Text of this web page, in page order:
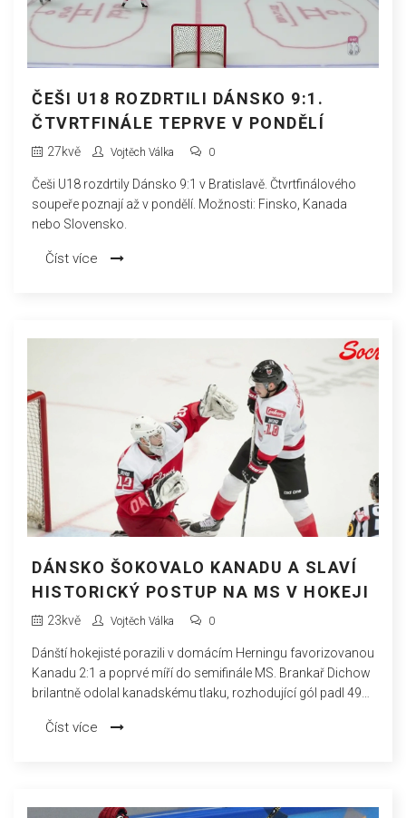
ČEŠI U18 ROZDRTILI DÁNSKO 9:1.
ČTVRTFINÁLE TEPRVE V PONDĚLÍ
27kvě Vojtěch Válka 0
Češi U18 rozdrtily Dánsko 9:1 v Bratislavě. Čtvrtfinálového
soupeře poznají až v pondělí. Možnosti: Finsko, Kanada
nebo Slovensko.
Číst více
DÁNSKO ŠOKOVALO KANADU A SLAVÍ
HISTORICKÝ POSTUP NA MS V HOKEJI
23kvě Vojtěch Válka 0
Dánští hokejisté porazili v domácím Herningu favorizovanou
Kanadu 2:1 a poprvé míří do semifinále MS. Brankař Dichow
brilantně odolal kanadskému tlaku, rozhodující gól padl 49
největších překvapení šampionátu.
Číst více